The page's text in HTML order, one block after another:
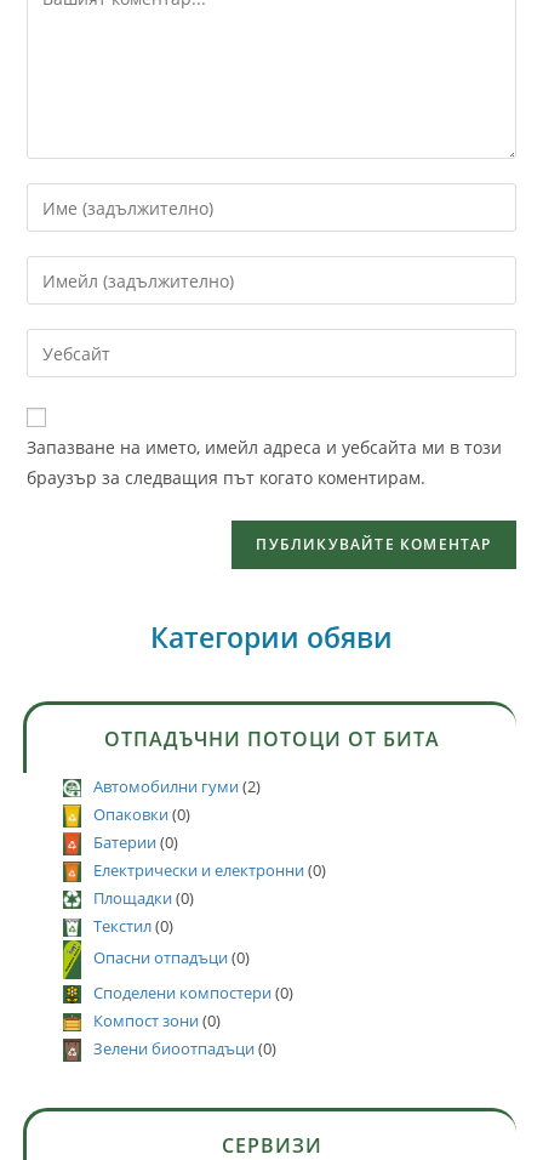
Запазване на името, имейл адреса и уебсайта ми в този
браузър за следващия път когато коментирам.
Категории обяви
ОТПАДЪЧНИ ПОТОЦИ ОТ БИТА
Автомобилни гуми(2)
Опаковки(0)
Батерии(0)
Електрически и електронни(0)
Площадки(0)
Текстил(0)
Опасни отпадъци(0)
Споделени компостери(0)
Компост зони(0)
Зелени биоотпадъци(0)
СЕРВИЗИ